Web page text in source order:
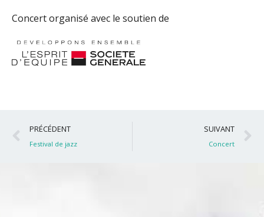
Concert organisé avec le soutien de
Précédent
PRÉCÉDENT
Festival de jazz
SUIVANT
Concert